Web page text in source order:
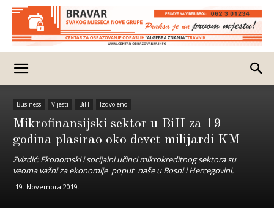
Business Vijesti BiH Izdvojeno
Mikrofinansijski sektor u BiH za 19
godina plasirao oko devet milijardi KM
Zvizdić: Ekonomski i socijalni učinci mikrokreditnog sektora su
veoma važni za ekonomije poput naše u Bosni i Hercegovini.
19. Novembra 2019.